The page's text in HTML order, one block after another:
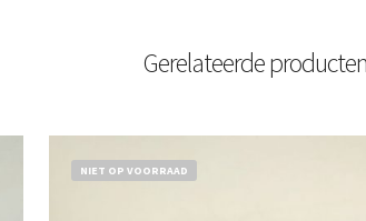
Gerelateerde producten
NIET OP VOORRAAD